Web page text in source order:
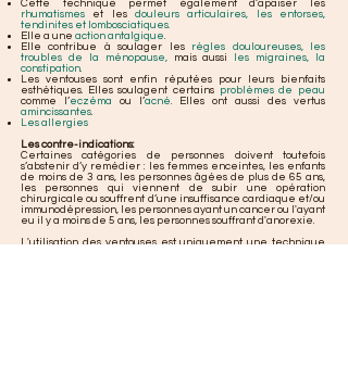
Cette technique permet également d’apaiser les
rhumatismes et les douleurs articulaires, les entorses,
tendinites et lombosciatiques.
Elle a une action antalgique
Elle contribue à soulager les règles douloureuses, les
troubles de la ménopause,
mais aussi
les migraines, la
constipation
Les ventouses sont enfin réputées pour leurs bienfaits
esthétiques. Elles soulagent certains problèmes de peau
comme l’eczéma ou l’acné . Elles ont aussi des vertus
amincissantes
Les allergies
Les contre-indications:
Certaines catégories de personnes doivent toutefois
s’abstenir d’y remédier : les femmes enceintes, les enfants
de moins de 3 ans, les personnes âgées de plus de 65 ans,
les personnes qui viennent de subir une opération
chirurgicale ou souffrent d’une insuffisance cardiaque et/ou
immunodépression, les personnes ayant un cancer ou l'ayant
eu il y a moins de 5 ans, les personnes souffrant d'anorexie.
L'utilisation des ventouses est uniquement une technique